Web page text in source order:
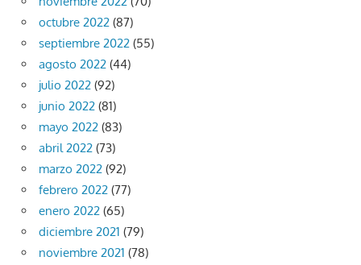
octubre 2022 (87)
septiembre 2022 (55)
agosto 2022 (44)
julio 2022 (92)
junio 2022 (81)
mayo 2022 (83)
abril 2022 (73)
marzo 2022 (92)
febrero 2022 (77)
enero 2022 (65)
diciembre 2021 (79)
noviembre 2021 (78)